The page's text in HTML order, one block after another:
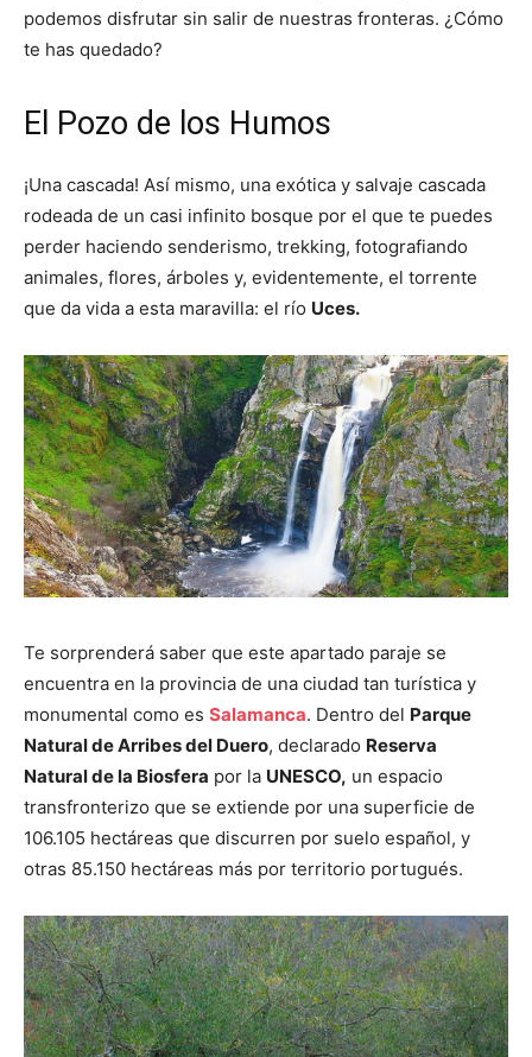
podemos disfrutar sin salir de nuestras fronteras. ¿Cómo
te has quedado?
El Pozo de los Humos
¡Una cascada! Así mismo, una exótica y salvaje cascada
rodeada de un casi infinito bosque por el que te puedes
perder haciendo senderismo, trekking, fotografiando
animales, flores, árboles y, evidentemente, el torrente
que da vida a esta maravilla: el río Uces.
Te sorprenderá saber que este apartado paraje se
encuentra en la provincia de una ciudad tan turística y
monumental como es Salamanca. Dentro del Parque
Natural de Arribes del Duero, declarado Reserva
Natural de la Biosfera por la UNESCO, un espacio
transfronterizo que se extiende por una superficie de
106.105 hectáreas que discurren por suelo español, y
otras 85.150 hectáreas más por territorio portugués.